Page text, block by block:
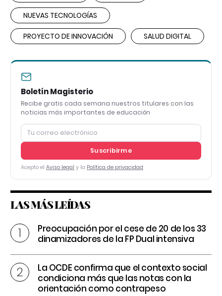
NUEVAS TECNOLOGÍAS
PROYECTO DE INNOVACIÓN SALUD DIGITAL
Boletín Magisterio
Recibe gratis cada semana nuestros titulares con las
noticias más importantes de educación
Suscribirme
Acepto el Aviso legal y la Política de privacidad
LAS MÁS LEÍDAS
Preocupación por el cese de 20 de los 33
dinamizadores de la FP Dual intensiva
La OCDE confirma que el contexto social
condiciona más que las notas con la
orientación como contrapeso